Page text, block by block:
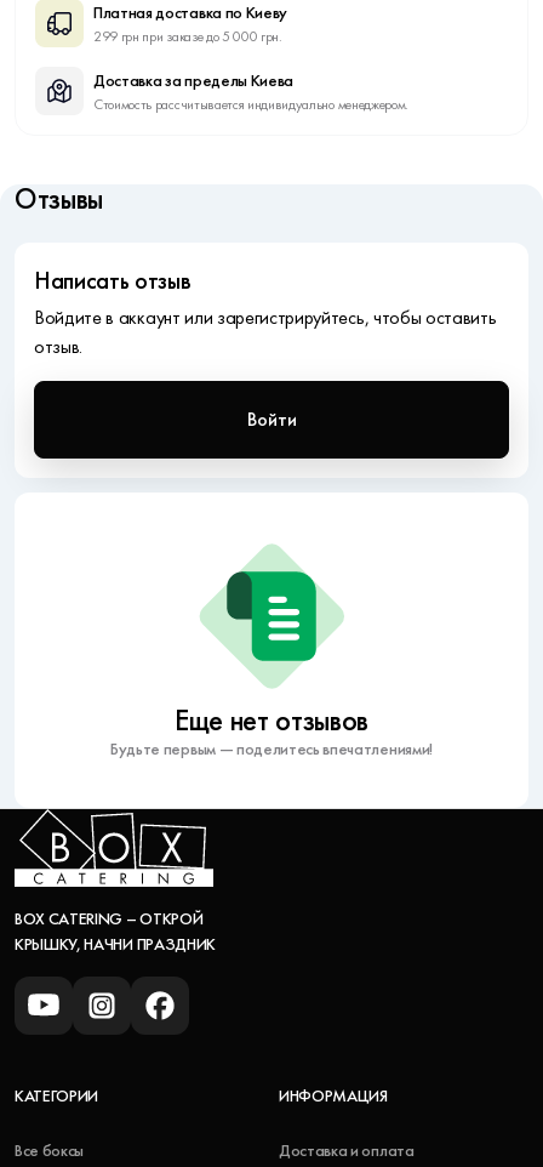
Платная доставка по Киеву
299 грн при заказе до 5 000 грн.
Доставка за пределы Киева
Стоимость рассчитывается индивидуально менеджером.
Отзывы
Еще нет отзывов
Будьте первым — поделитесь впечатлениями!
Написать отзыв
Войдите в аккаунт или зарегистрируйтесь, чтобы оставить
отзыв.
Войти
BOX CATERING – ОТКРОЙ
КРЫШКУ, НАЧНИ ПРАЗДНИК
КАТЕГОРИИ
Все боксы
ИНФОРМАЦИЯ
Доставка и оплата